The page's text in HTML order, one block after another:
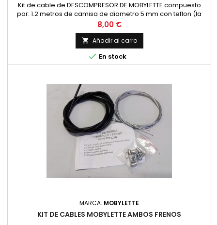
Kit de cable de DESCOMPRESOR DE MOBYLETTE compuesto
por: 1.2 metros de camisa de diametro 5 mm con teflon (la
habitual para descompresor, acelerador y varios usos) 1x
Cable con cabeza de tipo MARTILLO 2x topes de camisa de 5
mm. 1x prisionero de diametro 6 mm. Con 1 kit haces un
mando.
Precio
8,00 €
 Añadir al carro
 En stock
MARCA: MOBYLETTE
KIT DE CABLES MOBYLETTE AMBOS FRENOS